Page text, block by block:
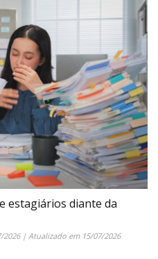
estagiários diante da
2026| Atualizado em 15/07/2026